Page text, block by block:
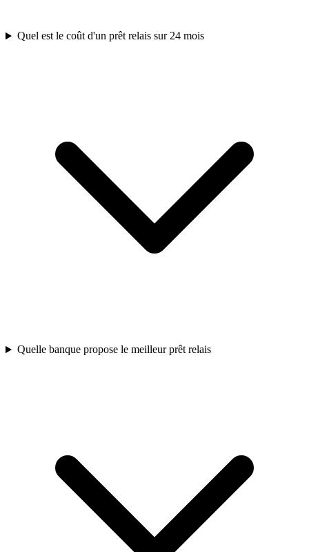
Quel est le coût d'un prêt relais sur 24 mois
Quelle banque propose le meilleur prêt relais